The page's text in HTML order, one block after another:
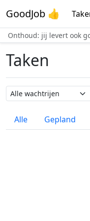
GoodJob 👍
Onthoud: jij levert ook
Taken
Wachtrij naam
Alle Gepland